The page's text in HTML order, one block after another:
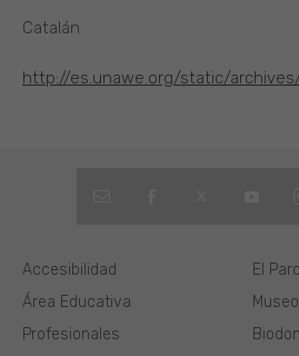
Catalán
http://es.unawe.org/static/
El
Museo
Área Educativa
Profesionales
Accesibilidad